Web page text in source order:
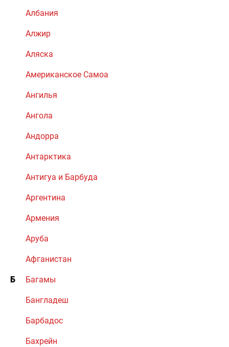
Албания
Алжир
Аляска
Американское Самоа
Ангилья
Ангола
Андорра
Антарктика
Антигуа и Барбуда
Аргентина
Армения
Аруба
Афганистан
Б Багамы
Бангладеш
Барбадос
Бахрейн